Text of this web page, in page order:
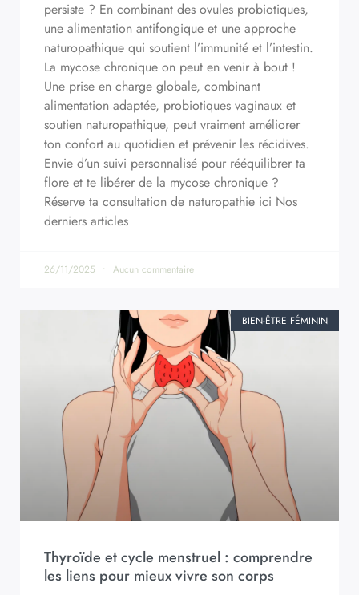
persiste ? En combinant des ovules probiotiques,
une alimentation antifongique et une approche
naturopathique qui soutient l’immunité et l’intestin.
La mycose chronique on peut en venir à bout !
Une prise en charge globale, combinant
alimentation adaptée, probiotiques vaginaux et
soutien naturopathique, peut vraiment améliorer
ton confort au quotidien et prévenir les récidives.
Envie d’un suivi personnalisé pour rééquilibrer ta
flore et te libérer de la mycose chronique ?
Réserve ta consultation de naturopathie ici Nos
derniers articles
26/11/2025 Aucun commentaire
BIEN-ÊTRE FÉMININ
Thyroïde et cycle menstruel : comprendre
les liens pour mieux vivre son corps